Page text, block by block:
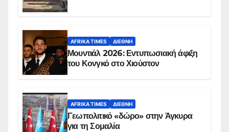
AFRIKA TIMES ΔΙΕΘΝΉ
Μουντιάλ 2026: Εντυπωσιακή άφιξη
του Κονγκό στο Χιούστον
AFRIKA TIMES ΔΙΕΘΝΉ
Γεωπολιτικό «δώρο» στην Άγκυρα
για τη Σομαλία